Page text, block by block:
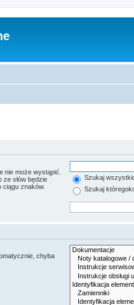
nie może wystąpić.
ze słów będzie
ciągu znaków.
Szukaj
Szukaj
chyba